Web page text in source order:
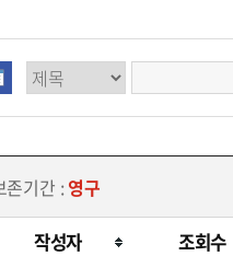
존기간 :영구
작성자 조회수